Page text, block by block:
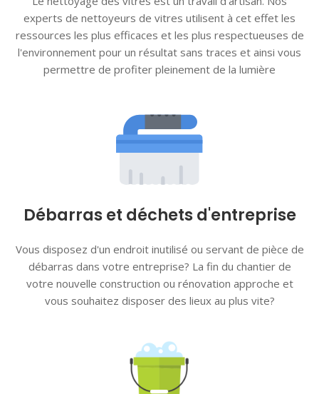
experts de nettoyeurs de vitres utilisent à cet effet les
ressources les plus efficaces et les plus respectueuses de
l'environnement pour un résultat sans traces et ainsi vous
permettre de profiter pleinement de la lumière
Débarras et déchets d'entreprise
Vous disposez d'un endroit inutilisé ou servant de pièce de
débarras dans votre entreprise? La fin du chantier de
votre nouvelle construction ou rénovation approche et
vous souhaitez disposer des lieux au plus vite?